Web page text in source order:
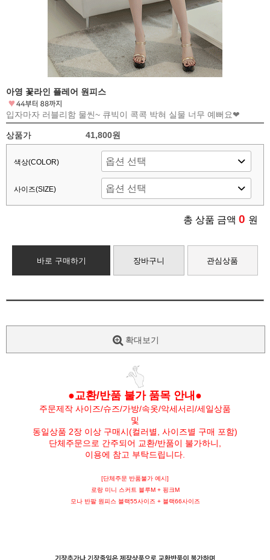
아영 꽃라인 플레어 원피스
입자마자 러블리함 물씬~ 큐빅이 콕콕 박혀 실물 너무 예뻐요❤
상품가 41,800원
색상(COLOR)
사이즈(SIZE)
총 상품 금액 0 원
바로 구매하기 장바구니 관심상품
확대보기
●교환/반품 불가 품목 안내●
주문제작 사이즈/슈즈/가방/속옷/악세서리/세일상품
및
동일상품 2장 이상 구매시(컬러별, 사이즈별 구매 포함)
단체주문으로 간주되어 교환/반품이 불가하니,
이용에 참고 부탁드립니다.
[단체주문 반품불가 예시]
로랑 미니 스커트 블루M + 핑크M
모나 반팔 원피스 블랙55사이즈 + 블랙66사이즈